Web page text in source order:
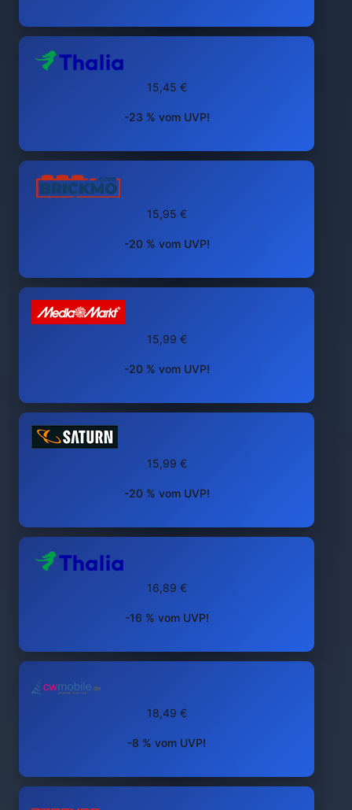
15,45 €
-23 % vom UVP!
15,95 €
-20 % vom UVP!
15,99 €
-20 % vom UVP!
15,99 €
-20 % vom UVP!
16,89 €
-16 % vom UVP!
18,49 €
-8 % vom UVP!